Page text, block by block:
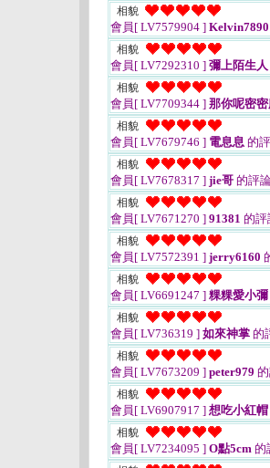
相貌
會員[ LV7579904 ] Kelvin7890
相貌
會員[ LV7292310 ] 彌上陌生人
相貌
會員[ LV7709344 ] 那你呢密
相貌
會員[ LV7679746 ] 電息息 的
相貌
會員[ LV7678317 ] jie哥 的評
相貌
會員[ LV7671270 ] 91381 的評
相貌
會員[ LV7572391 ] jerry6160
相貌
會員[ LV6691247 ] 粿粿愛小彌
相貌
會員[ LV736319 ] 如來神掌 的
相貌
會員[ LV7673209 ] peter979
相貌
會員[ LV6907917 ] 想吃小紅帽
相貌
會員[ LV7234095 ] O點5cm 的